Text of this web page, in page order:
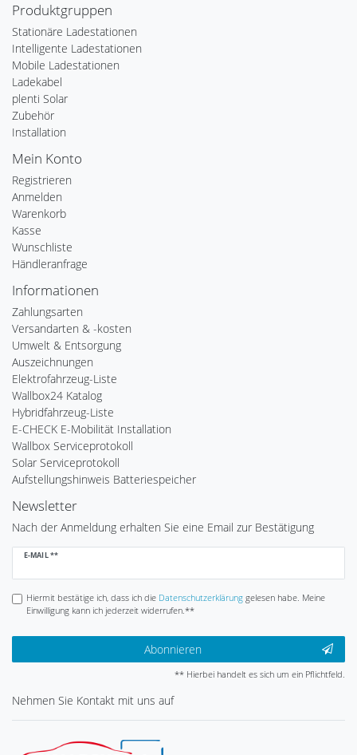
Produktgruppen
Stationäre Ladestationen
Intelligente Ladestationen
Mobile Ladestationen
Ladekabel
plenti Solar
Zubehör
Installation
Mein Konto
Registrieren
Anmelden
Warenkorb
Kasse
Wunschliste
Händleranfrage
Informationen
Zahlungsarten
Versandarten & -kosten
Umwelt & Entsorgung
Auszeichnungen
Elektrofahrzeug-Liste
Wallbox24 Katalog
Hybridfahrzeug-Liste
E-CHECK E-Mobilität Installation
Wallbox Serviceprotokoll
Solar Serviceprotokoll
Aufstellungshinweis Batteriespeicher
Newsletter
Nach der Anmeldung erhalten Sie eine Email zur Bestätigung
E-MAIL **
Newsletter
Hiermit bestätige ich, dass ich die Daten­schutz­erklärunggelesen habe. Meine
Einwilligung kann ich jederzeit widerrufen.**
Abonnieren
** Hierbei handelt es sich um ein Pflichtfeld.
Nehmen Sie Kontakt mit uns auf